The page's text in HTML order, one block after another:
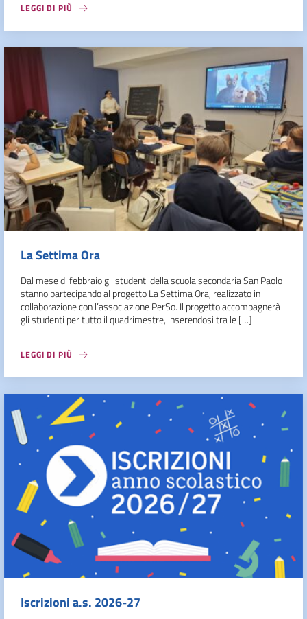
LEGGI DI PIÙ
La Settima Ora
Dal mese di febbraio gli studenti della scuola secondaria San Paolo
stanno partecipando al progetto La Settima Ora, realizzato in
collaborazione con l’associazione PerSo. Il progetto accompagnerà
gli studenti per tutto il quadrimestre, inserendosi tra le […]
LEGGI DI PIÙ
Iscrizioni a.s. 2026-27